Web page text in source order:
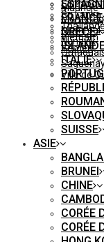
Sri Lanka
Vietnam
Yémen
Mauricie
Montréal
Nunavik
Ville de
FRANCE
GRÈCE
ITALIE
SUISSE
ASIE
BRUNEI
CHINE
CORÉE
CORÉE